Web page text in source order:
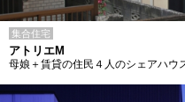
集合住宅
アトリエM
母娘＋賃貸の住民４人のシェアハウ